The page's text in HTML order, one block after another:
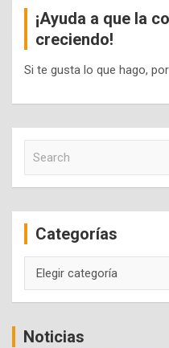
¡Ayuda a que la
creciendo!
Si te gusta lo que hago,
c
Categorías
Noticias